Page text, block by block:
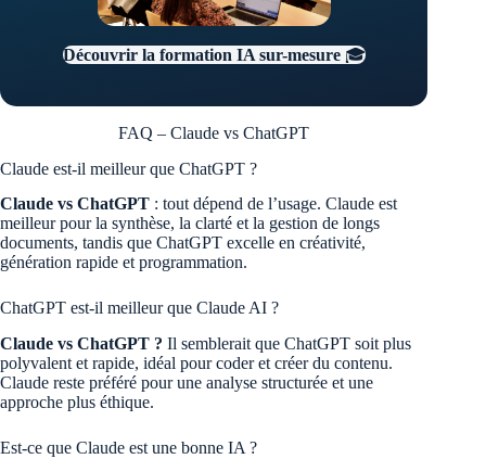
Découvrir la formation IA sur-mesure🎓
FAQ – Claude vs ChatGPT
Claude est-il meilleur que ChatGPT ?
Claude vs ChatGPT : tout dépend de l’usage. Claude est
meilleur pour la synthèse, la clarté et la gestion de longs
documents, tandis que ChatGPT excelle en créativité,
génération rapide et programmation.
ChatGPT est-il meilleur que Claude AI ?
Claude vs ChatGPT ? Il semblerait que ChatGPT soit plus
polyvalent et rapide, idéal pour coder et créer du contenu.
Claude reste préféré pour une analyse structurée et une
approche plus éthique.
Est-ce que Claude est une bonne IA ?